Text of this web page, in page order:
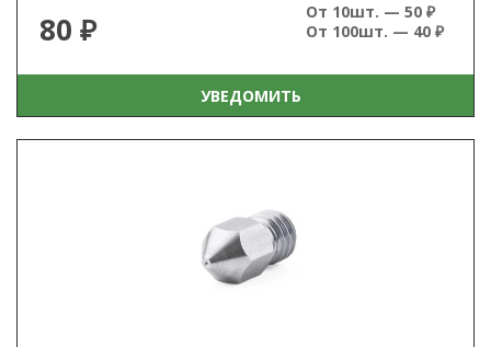
80 ₽
От 10шт. — 50 ₽
От 100шт. — 40 ₽
УВЕДОМИТЬ